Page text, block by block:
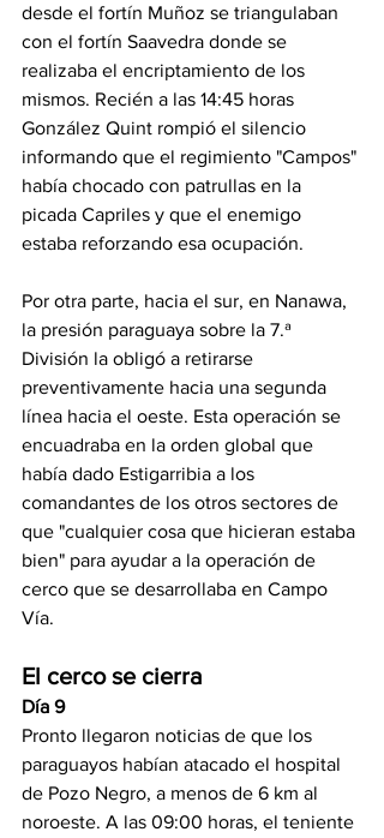
desde el fortín Muñoz se triangulaban
con el fortín Saavedra donde se
realizaba el encriptamiento de los
mismos.​ Recién a las 14:45 horas
González Quint rompió el silencio
informando que el regimiento "Campos"
había chocado con patrullas en la
picada Capriles y que el enemigo
estaba reforzando esa ocupación.
Por otra parte, hacia el sur, en Nanawa,
la presión paraguaya sobre la 7.ª
División la obligó a retirarse
preventivamente hacia una segunda
línea hacia el oeste. Esta operación se
encuadraba en la orden global que
había dado Estigarribia a los
comandantes de los otros sectores de
que "cualquier cosa que hicieran estaba
bien" para ayudar a la operación de
cerco que se desarrollaba en Campo
Vía.
El cerco se cierra
Día 9
Pronto llegaron noticias de que los
paraguayos habían atacado el hospital
de Pozo Negro, a menos de 6 km al
noroeste. A las 09:00 horas, el teniente